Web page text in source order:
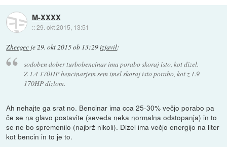
M-XXXX
::29. okt 2015, 13:51
Zheegec je29. okt 2015 ob 13:29izjavil:
sodoben dober turbobencinar ima porabo skoraj isto, kot dizel.
Z 1.4 170HP bencinarjem sem imel skoraj isto porabo, kot z 1.9
170HP dizlom.
Ah nehajte ga srat no. Bencinar ima cca 25-30% večjo porabo pa
če se na glavo postavite (seveda neka normalna odstopanja) in to
se ne bo spremenilo (najbrž nikoli). Dizel ima večjo energijo na liter
kot bencin in to je to.